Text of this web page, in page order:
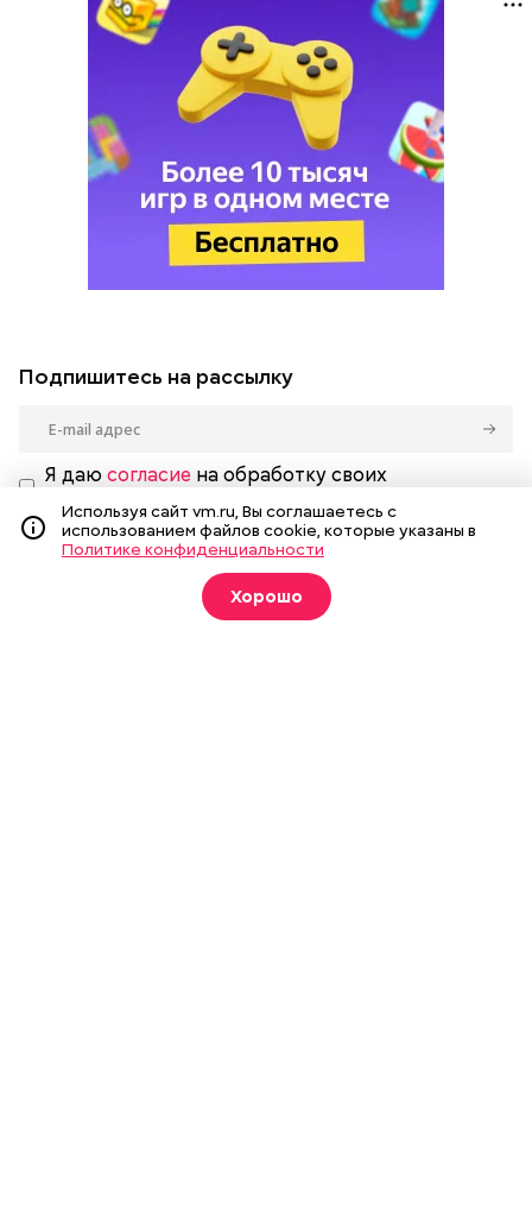
Подпишитесь на рассылку
Я даюсогласие на обработку своих
Вечерка ТВ
Используя сайт vm.ru, Вы соглашаетесь с
использованием файлов cookie, которые указаны в
Политике конфиденциальности
Хорошо